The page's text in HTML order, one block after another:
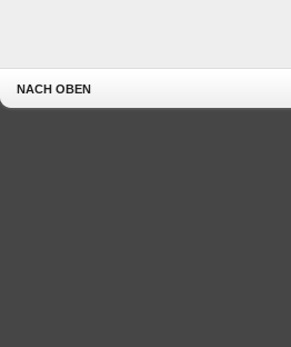
NACH OBEN